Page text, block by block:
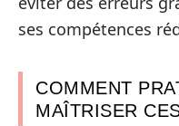
ses compétences
COMMENT
MAÎTRISER